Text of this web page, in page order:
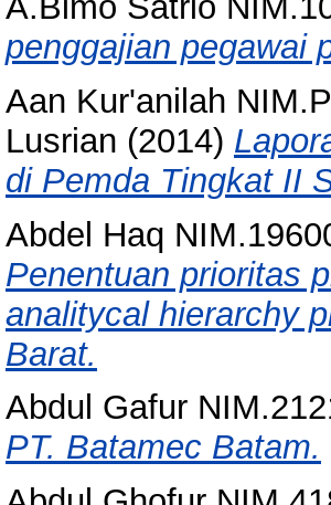
penggajian pegawai
Aan Kur'anilah
Lusrian (2014)
di Pemda Tingkat II
Abdel Haq
Penentuan prioritas
analitycal hierarchy
Barat.
Abdul Gafur
PT. Batamec Batam.